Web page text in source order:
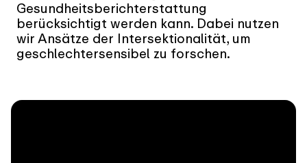
Gesundheitsberichterstattung
berücksichtigt werden kann. Dabei nutzen
wir Ansätze der Intersektionalität, um
geschlechtersensibel zu forschen.